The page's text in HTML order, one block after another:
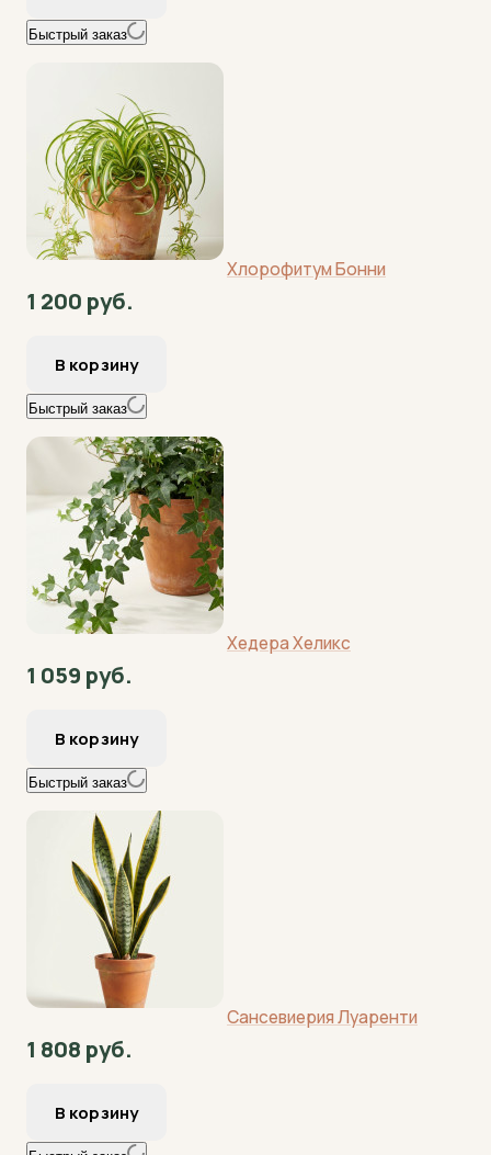
Быстрый заказ
Хлорофитум Бонни
1 200 руб.
Быстрый заказ
Хедера Хеликс
1 059 руб.
Быстрый заказ
Сансевиерия Луаренти
1 808 руб.